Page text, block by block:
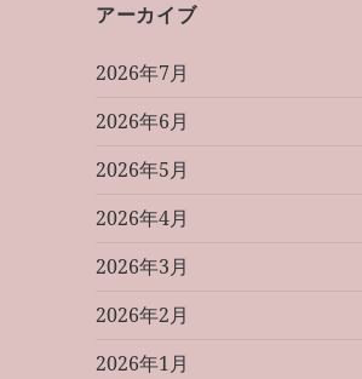
アーカイブ
2026年7月
2026年6月
2026年5月
2026年4月
2026年3月
2026年2月
2026年1月